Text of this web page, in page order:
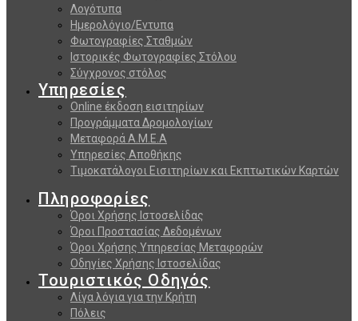
Λογότυπα
Ημερολόγιο/Εντυπα
Φωτογραφίες Σταθμών
Ιστορικές Φωτογραφίες Στόλου
Σύγχρονος στόλος
Υπηρεσίες
Online έκδοση εισιτηρίων
Προγράμματα Δρομολογίων
Μεταφορά Α.Μ.Ε.Α
Υπηρεσίες Αποθήκης
Τιμοκατάλογοι Εισιτηρίων και Εκπτωτικών Καρτών
Πληροφορίες
Όροι Χρήσης Ιστοσελίδας
Όροι Προστασίας Δεδομένων
Όροι Χρήσης Υπηρεσίας Μεταφορών
Οδηγίες Χρήσης Ιστοσελίδας
Τουριστικός Οδηγός
Λίγα λόγια για την Κρήτη
Πόλεις